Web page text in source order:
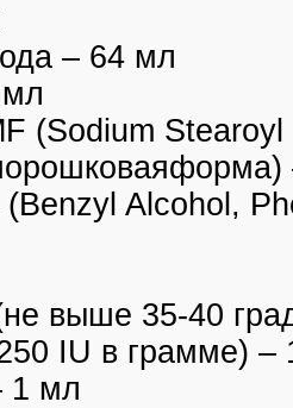
– 64 мл
(Sodium
(Benzyl Alcohol,
выше 35-40
IU в грамме) –
1 мл